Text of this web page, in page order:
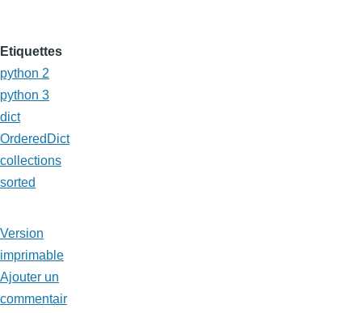
Etiquettes
python 2
python 3
dict
OrderedDict
collections
sorted
Version
imprimable
Ajouter un
commentair